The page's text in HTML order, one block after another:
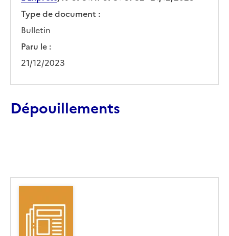
Type de document :
Bulletin
Paru le :
21/12/2023
Dépouillements